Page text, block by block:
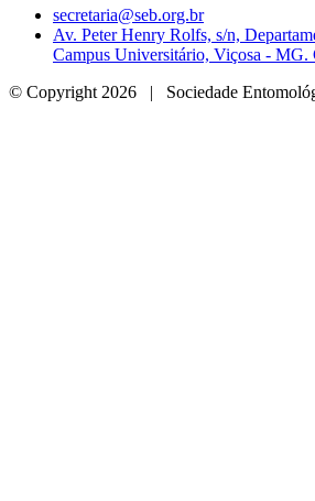
secretaria@seb.org.br
Av. Peter Henry Rolfs, s/n,
Campus Universitário, Viçosa - MG.
© Copyright 2026 | Sociedade